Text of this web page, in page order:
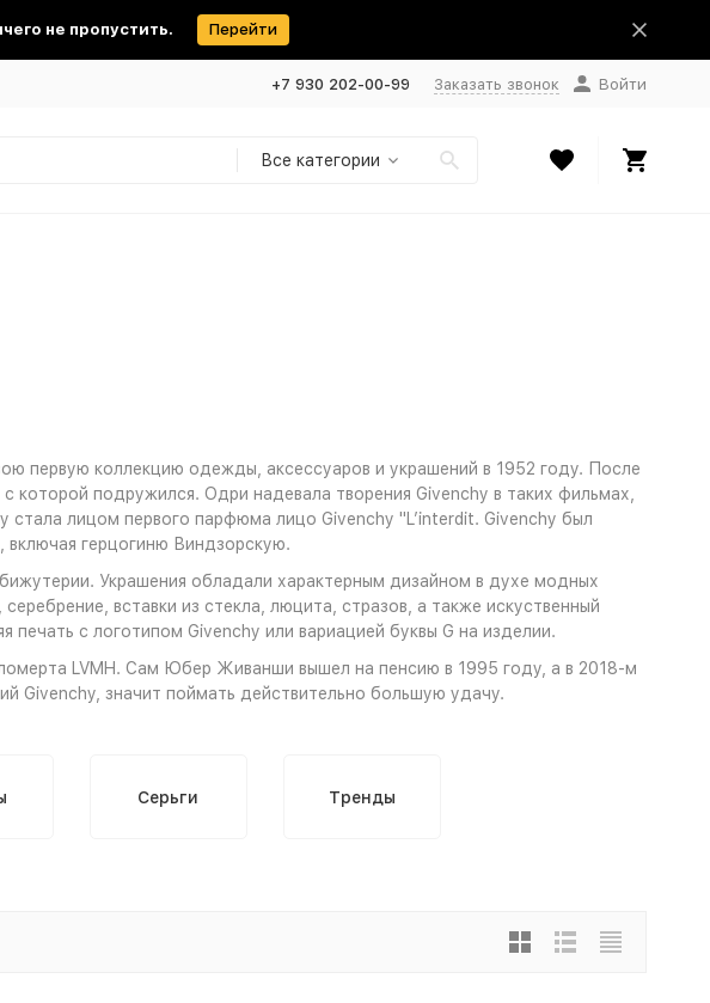
не пропустить. Перейти
+7 930 202-00-99 Заказать звонок Войти
Все категории
первую коллекцию одежды, аксессуаров и украшений в 1952 году. После
которой подружился. Одри надевала творения Givenchy в таких фильмах,
лицом первого парфюма лицо Givenchy "L’interdit. Givenchy был
герцогиню Виндзорскую.
Украшения обладали характерным дизайном в духе модных
вставки из стекла, люцита, стразов, а также искуственный
с логотипом Givenchy или вариацией буквы G на изделии.
LVMH. Сам Юбер Живанши вышел на пенсию в 1995 году, а в 2018-м
Givenchy, значит поймать действительно большую удачу.
Серьги Тренды